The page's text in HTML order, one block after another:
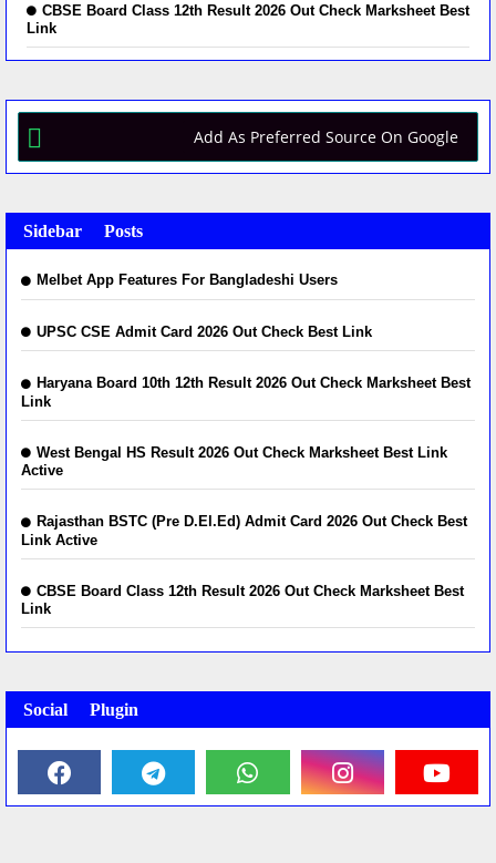
CBSE Board Class 12th Result 2026 Out Check Marksheet Best
Link
Add As Preferred Source On Google
Sidebar Posts
Melbet App Features For Bangladeshi Users
UPSC CSE Admit Card 2026 Out Check Best Link
Haryana Board 10th 12th Result 2026 Out Check Marksheet Best
Link
West Bengal HS Result 2026 Out Check Marksheet Best Link
Active
Rajasthan BSTC (Pre D.El.Ed) Admit Card 2026 Out Check Best
Link Active
CBSE Board Class 12th Result 2026 Out Check Marksheet Best
Link
Social Plugin